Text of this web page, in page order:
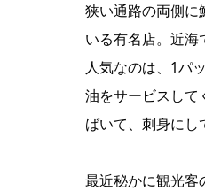
狭い通路の両側に
いる有名店。近
人気なのは、1パ
油をサービスして
ばいて、刺身にし
最近秘かに観光客